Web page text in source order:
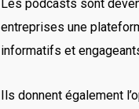
Les podcasts sont
entreprises une
informatifs et
Ils donnent également